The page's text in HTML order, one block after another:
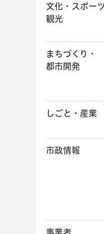
文化・スポーツ
観光
まちづくり・
都市開発
しごと・産業
市政情報
事業者